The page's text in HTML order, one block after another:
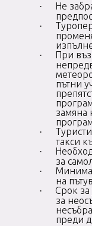
·
Не
·
·
При
пътни
замяна
·
такси
·
за
·
на
·
Срок за
за
преди